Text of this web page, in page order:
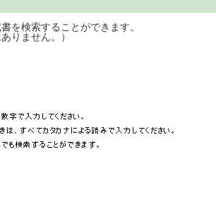
の蔵書を検索することがで
りません。）